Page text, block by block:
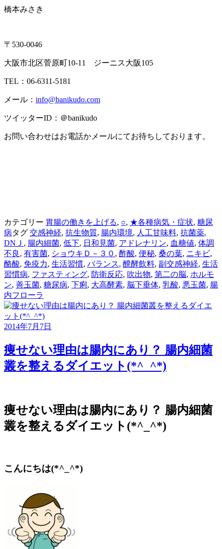
橋本みさき
〒530-0046
大阪市北区菅原町10-11 ジーニス大阪105
TEL：06-6311-5181
メール： info@banikudo.com
ツイッターID：＠banikudo
お問い合わせはお電話かメールにてお待ちしております。
カテゴリー 胃腸の働きを上げる, ○, ★各種病気・症状, 糖尿
病タグ 交感神経, 抗生物質, 腸内環境, 人工甘味料, 抗菌薬,
DNＪ , 腸内細菌, 低下, 日和見菌, アドレナリン, 血糖値, 体調
不良 , 有害菌, ショウキＤ－３０ , 酢酸, 便秘, 桑の葉, ニキビ,
酪酸, 免疫力, 生活習慣, バランス, 醗酵飲料, 副交感神経, 生活
習慣病, ファスティング, 防衛反応, 吹出物, 第二の脳, ホルモ
ン, 善玉菌, 糖尿病, 下痢, 大高酵素, 脳下垂体, 乳酸, 悪玉菌, 腸
内フローラ
2014年7月7日
痩せない理由は腸内にあり？ 腸内細菌
叢を整えるダイエット(*^_^*)
痩せない理由は腸内にあり？ 腸内細菌
叢を整えるダイエット(*^_^*)
こんにちは(*^_^*)